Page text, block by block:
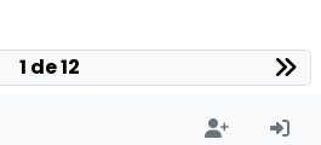
1 de 12